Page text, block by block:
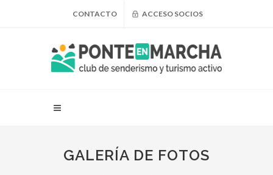
CONTACTO ACCESO SOCIOS
GALERÍA DE FOTOS